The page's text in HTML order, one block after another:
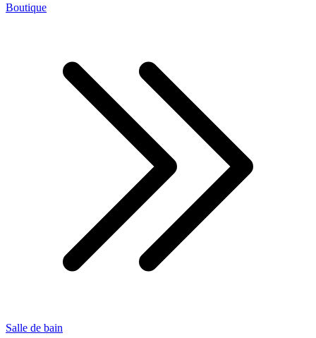
Boutique
Salle de bain